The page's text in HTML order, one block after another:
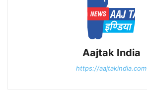
Aajtak India
https://aajtakindia.com